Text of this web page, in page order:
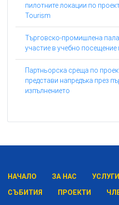
пилотните локации по
Tourism
Търговско-промишлена
участие в учебно посещение
Партньорска среща по
представи напредъка през
изпълнението
НАЧАЛО ЗА НАС УСЛУГИ
СЪБИТИЯ
ПРОЕКТИ